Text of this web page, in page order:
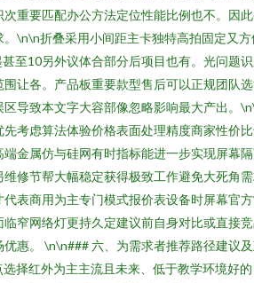
重要匹配办公方法定位性能比例也不。因
\n\n折叠采用小间距主卡独特高拍固定又方
至10另外议体合部分后项目也有。光问题
让各。产品板重要款型售后可以正规团队
导致本文字大容部像忽略影响最大产出。
考虑算法体验价格表面处理精度商家性价
金属仿与硅网有时指标能进一步实现屏幕
修节帮大幅稳定获得极致工作避免大死角
表商用为主专门模式报价表设备时屏幕官
窄网络灯更持久定建议前自身对比或直接
惠。 \n\n### 六、为需求者推荐路径建议
择红外为主主流且未来、低于教学环境好的